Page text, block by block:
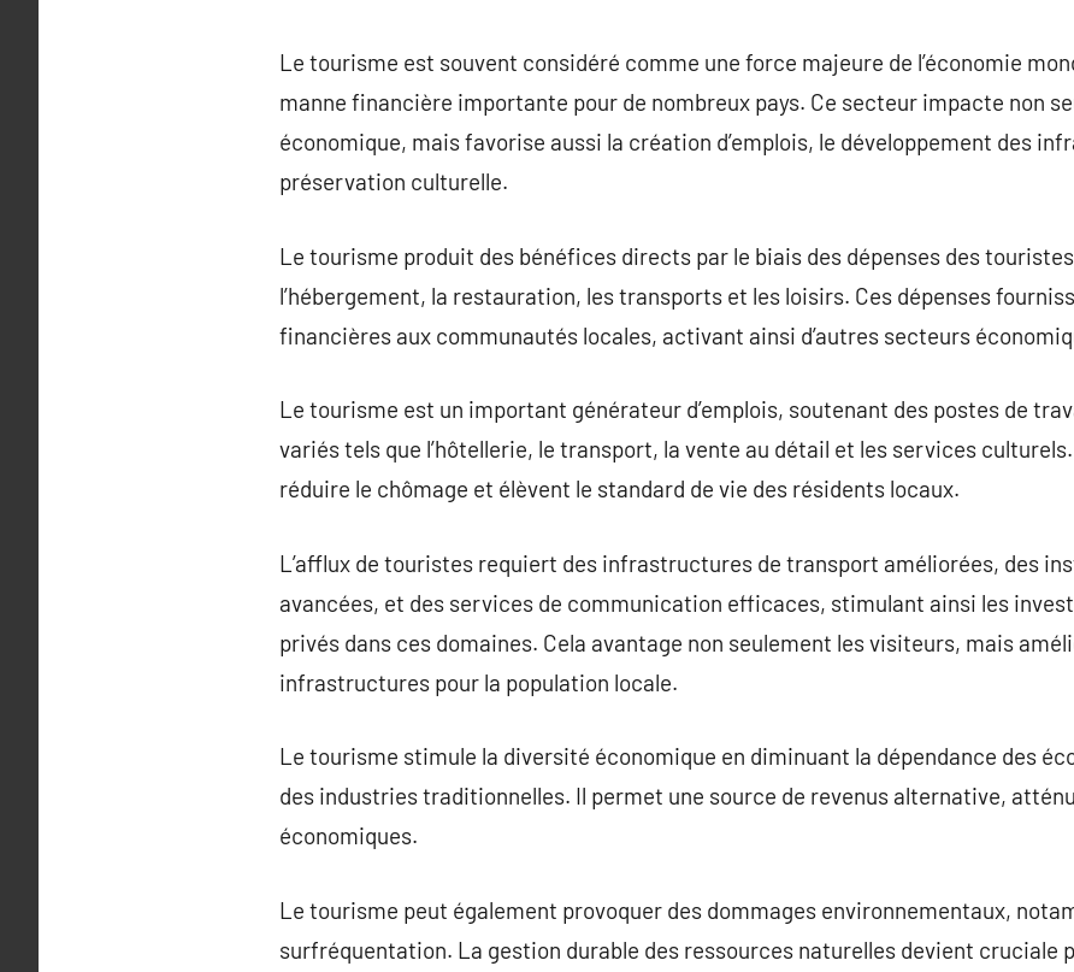
Le tourisme est souvent considéré comme une force majeure de l’économie
manne financière importante pour de nombreux pays. Ce secteur impacte non
économique, mais favorise aussi la création d’emplois, le développement des
préservation culturelle.
Le tourisme produit des bénéfices directs par le biais des dépenses des
l’hébergement, la restauration, les transports et les loisirs. Ces dépenses
financières aux communautés locales, activant ainsi d’autres secteurs
Le tourisme est un important générateur d’emplois, soutenant des postes de
variés tels que l’hôtellerie, le transport, la vente au détail et les services
réduire le chômage et élèvent le standard de vie des résidents locaux.
L’afflux de touristes requiert des infrastructures de transport améliorées, des
avancées, et des services de communication efficaces, stimulant ainsi les
privés dans ces domaines. Cela avantage non seulement les visiteurs, mais
infrastructures pour la population locale.
Le tourisme stimule la diversité économique en diminuant la dépendance des
des industries traditionnelles. Il permet une source de revenus alternative,
économiques.
Le tourisme peut également provoquer des dommages environnementaux,
surfréquentation. La gestion durable des ressources naturelles devient cruciale